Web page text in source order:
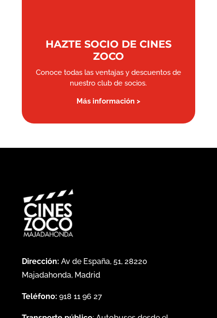
HAZTE SOCIO DE CINES
ZOCO
Conoce todas las ventajas y descuentos de
nuestro club de socios.
Más información >
Dirección: Av de España, 51, 28220
Majadahonda, Madrid
Teléfono: 918 11 96 27